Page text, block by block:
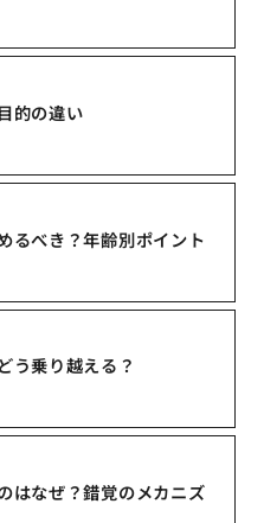
的の違い
るべき？年齢別ポイント
う乗り越える？
はなぜ？錯覚のメカニズ